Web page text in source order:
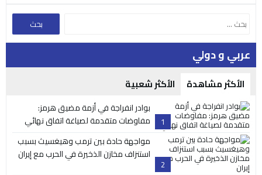
عربي و دولي
الأكثر مشاهدة الأكثر شعبية
1
بوادر انفراجة في أزمة مضيق هرمز:
مفاوضات متقدمة لصياغة اتفاق نهائي
2
مواجهة حادة بين ترمب وهيغسيث بسبب
استنزاف مخازن الذخيرة في الحرب مع إيران